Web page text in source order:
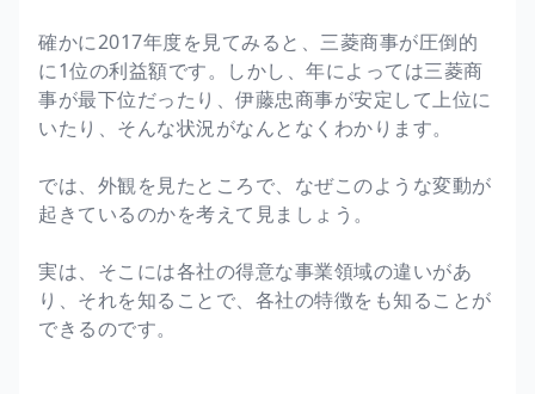
確かに2017年度を見てみると、三菱商事が圧倒的
に1位の利益額です。しかし、年によっては三菱商
事が最下位だったり、伊藤忠商事が安定して上位に
いたり、そんな状況がなんとなくわかります。
では、外観を見たところで、なぜこのような変動が
起きているのかを考えて見ましょう。
実は、そこには各社の得意な事業領域の違いがあ
り、それを知ることで、各社の特徴をも知ることが
できるのです。